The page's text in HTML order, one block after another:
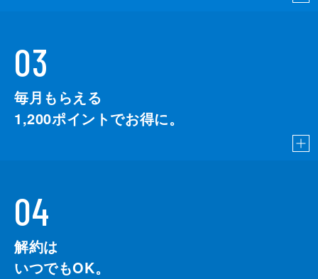
03
毎月もらえる
1,200ポイントでお得に。
04
解約は
いつでもOK。